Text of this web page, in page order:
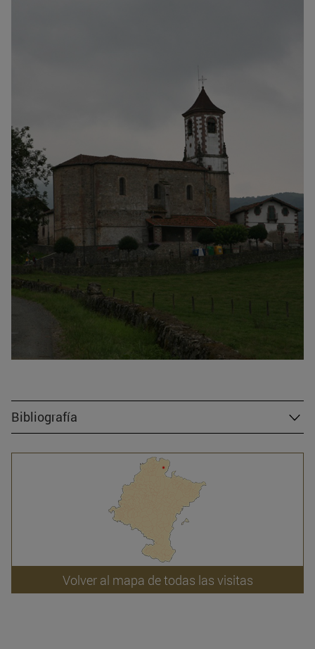
Bibliografía
Volver al mapa de todas las visitas